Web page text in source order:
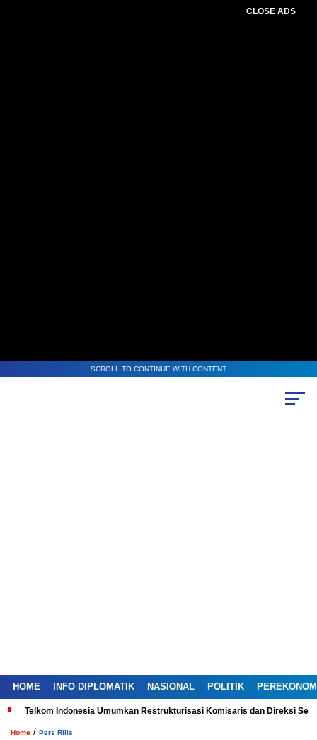
CLOSE ADS
SCROLL TO CONTINUE WITH CONTENT
HOME INFO DIPLOMATIK NASIONAL POLITIK
Telkom Indonesia Umumkan Restrukturisasi Komisaris dan Direksi
Home / Pers Rilis